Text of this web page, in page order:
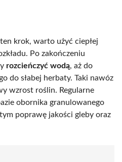
krok, warto użyć ciepłej
Po zakończeniu
rozcieńczyć wodą, aż do
do słabej herbaty. Taki nawóz
wzrost roślin. Regularne
obornika granulowanego
poprawę jakości gleby oraz